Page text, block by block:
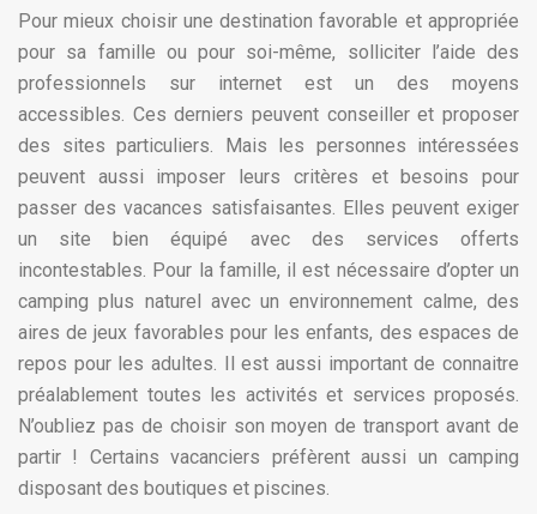
Pour mieux choisir une destination favorable et appropriée
pour sa famille ou pour soi-même, solliciter l’aide des
professionnels sur internet est un des moyens
accessibles. Ces derniers peuvent conseiller et proposer
des sites particuliers. Mais les personnes intéressées
peuvent aussi imposer leurs critères et besoins pour
passer des vacances satisfaisantes. Elles peuvent exiger
un site bien équipé avec des services offerts
incontestables. Pour la famille, il est nécessaire d’opter un
camping plus naturel avec un environnement calme, des
aires de jeux favorables pour les enfants, des espaces de
repos pour les adultes. Il est aussi important de connaitre
préalablement toutes les activités et services proposés.
N’oubliez pas de choisir son moyen de transport avant de
partir ! Certains vacanciers préfèrent aussi un camping
disposant des boutiques et piscines.